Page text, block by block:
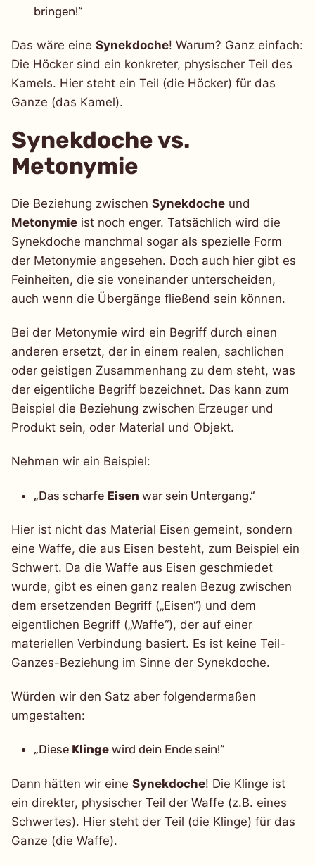
bringen!“
Das wäre eine Synekdoche! Warum? Ganz einfach:
Die Höcker sind ein konkreter, physischer Teil des
Kamels. Hier steht ein Teil (die Höcker) für das
Ganze (das Kamel).
Synekdoche vs.
Metonymie
Die Beziehung zwischen Synekdoche und
Metonymie ist noch enger. Tatsächlich wird die
Synekdoche manchmal sogar als spezielle Form
der Metonymie angesehen. Doch auch hier gibt es
Feinheiten, die sie voneinander unterscheiden,
auch wenn die Übergänge fließend sein können.
Bei der Metonymie wird ein Begriff durch einen
anderen ersetzt, der in einem realen, sachlichen
oder geistigen Zusammenhang zu dem steht, was
der eigentliche Begriff bezeichnet. Das kann zum
Beispiel die Beziehung zwischen Erzeuger und
Produkt sein, oder Material und Objekt.
Nehmen wir ein Beispiel:
„Das scharfe Eisen war sein Untergang.“
Hier ist nicht das Material Eisen gemeint, sondern
eine Waffe, die aus Eisen besteht, zum Beispiel ein
Schwert. Da die Waffe aus Eisen geschmiedet
wurde, gibt es einen ganz realen Bezug zwischen
dem ersetzenden Begriff („Eisen“) und dem
eigentlichen Begriff („Waffe“), der auf einer
materiellen Verbindung basiert. Es ist keine Teil-
Ganzes-Beziehung im Sinne der Synekdoche.
Würden wir den Satz aber folgendermaßen
umgestalten:
„Diese Klinge wird dein Ende sein!“
Dann hätten wir eine Synekdoche! Die Klinge ist
ein direkter, physischer Teil der Waffe (z.B. eines
Schwertes). Hier steht der Teil (die Klinge) für das
Ganze (die Waffe).